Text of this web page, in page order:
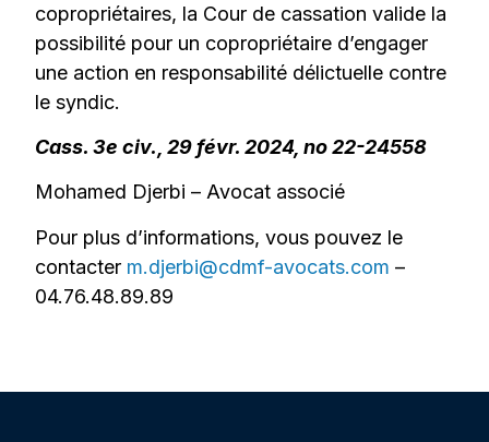
copropriétaires, la Cour de cassation valide la
possibilité pour un copropriétaire d’engager
une action en responsabilité délictuelle contre
le syndic.
Cass. 3e civ., 29 févr. 2024, no 22-24558
Mohamed Djerbi – Avocat associé
Pour plus d’informations, vous pouvez le
contacter m.djerbi@cdmf-avocats.com –
04.76.48.89.89